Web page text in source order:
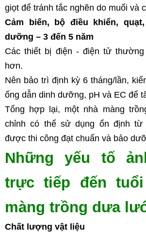
giọt để tránh tắc nghẽn do muối và
Cảm biến, bộ điều khiển,
dưỡng – 3 đến 5 năm
Các thiết bị điện - điện tử
hơn.
Nên bảo trì định kỳ 6 tháng/lần,
ống dẫn dinh dưỡng, pH và EC để
Tổng hợp lại, một nhà màng
chỉnh có thể sử dụng ổn định từ
được thi công đạt chuẩn và bảo
Những yếu tố
trực tiếp đến
màng trồng dưa
Chất lượng vật liệu